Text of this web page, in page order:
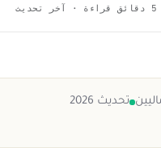
مستشار تحليل الأسواق ومدرب · ⏱ 5 دقائق قراءة · آخر تحديث
تحديث 2026